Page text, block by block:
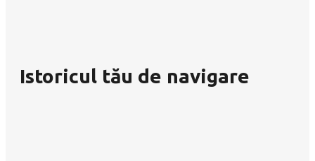
Istoricul tău de navigare